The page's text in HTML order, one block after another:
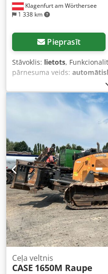
Klagenfurt am Wörthersee
1 338 km
Pieprasīt
Stāvoklis: lietots,
pārnesuma veids:
, darbības
4x2, pirmā reģistrācija:10/
hidraulika
Ceļa veltnis
CASE 1650M Raupe